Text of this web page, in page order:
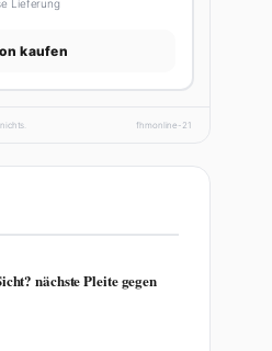
Lieferung
kaufen
fhmonline-21
nächste Pleite gegen